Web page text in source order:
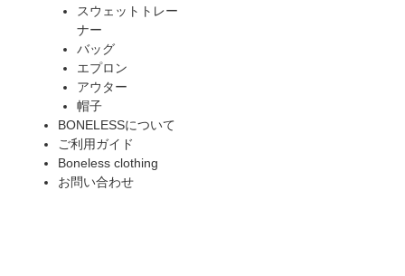
スウェットトレー
ナー
バッグ
エプロン
アウター
帽子
BONELESSについて
ご利用ガイド
Boneless clothing
お問い合わせ